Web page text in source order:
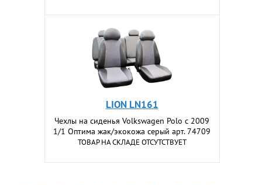
LION LN161
Чехлы на сиденья Volkswagen Polo c 2009
1/1 Оптима жак/экокожа серый арт. 74709
ТОВАР НА СКЛАДЕ ОТСУТСТВУЕТ